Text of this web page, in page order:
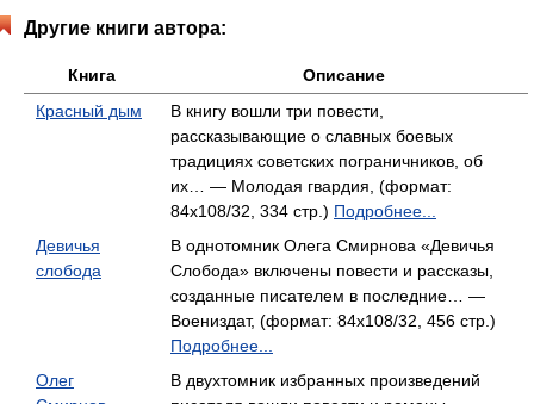
Другие книги автора:
Книга
Описание
Красный дым
В книгу вошли три повести,
рассказывающие о славных боевых
традициях советских пограничников, об
их… — Молодая гвардия, (формат:
84x108/32, 334 стр.) Подробнее...
Девичья
слобода
В однотомник Олега Смирнова «Девичья
Слобода» включены повести и рассказы,
созданные писателем в последние… —
Воениздат, (формат: 84x108/32, 456 стр.)
Подробнее...
Олег
В двухтомник избранных произведений